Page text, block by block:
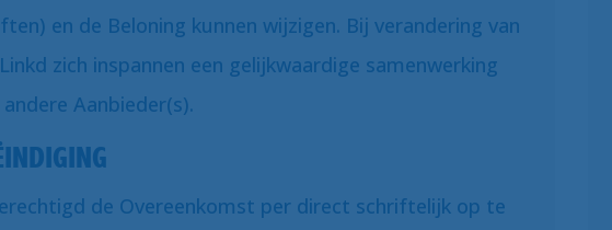
en de Beloning kunnen wijzigen. Bij verandering van
zich inspannen een gelijkwaardige samenwerking
Aanbieder(s).
de Overeenkomst per direct schriftelijk op te